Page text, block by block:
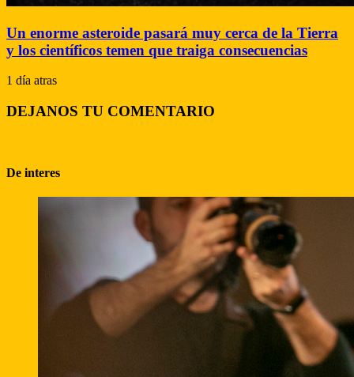
Un enorme asteroide pasará muy cerca de la Tierra
y los científicos temen que traiga consecuencias
1 día atras
DEJANOS TU COMENTARIO
De interes